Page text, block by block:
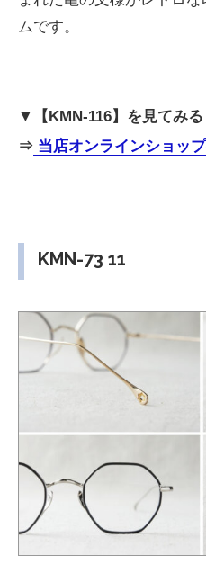
ムです。
▼【KMN-116】を見てみる
⇒ 当店オンラインショッ
KMN-73 11